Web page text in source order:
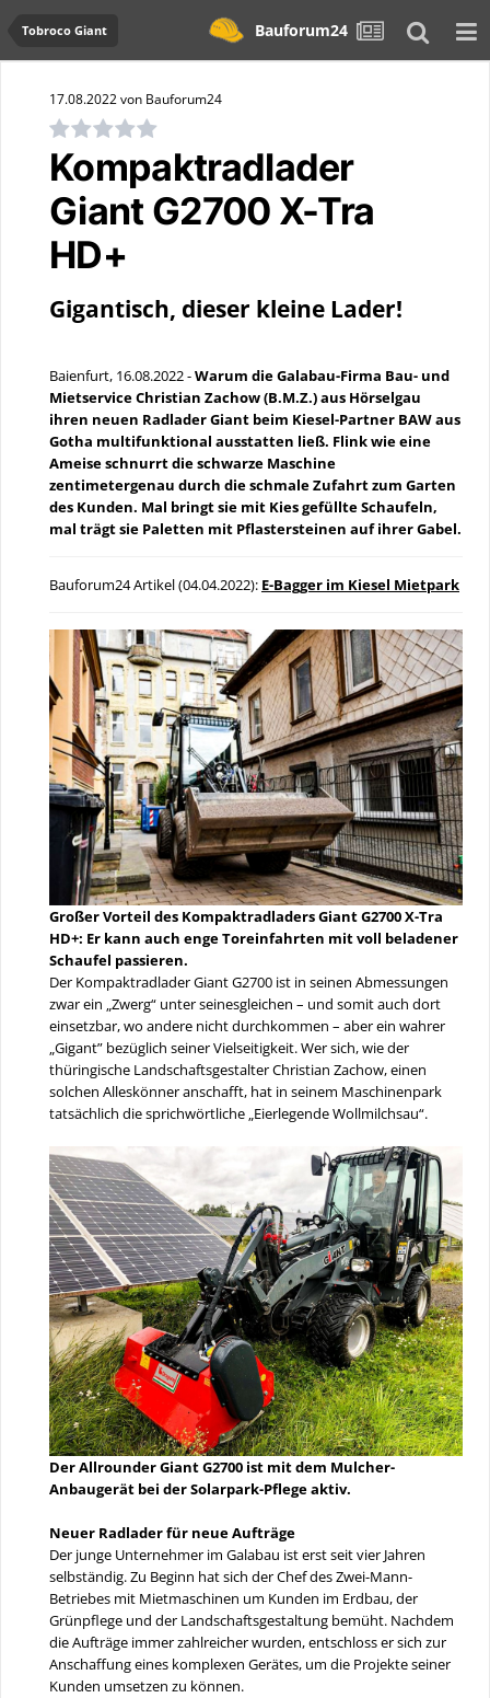
Tobroco Giant Bauforum24
17.08.2022 von Bauforum24
Kompaktradlader
Giant G2700 X-Tra
HD+
Gigantisch, dieser kleine Lader!
Baienfurt, 16.08.2022 -Warum die Galabau-Firma Bau- und
Mietservice Christian Zachow (B.M.Z.) aus Hörselgau
ihren neuen Radlader Giant beim Kiesel-Partner BAW aus
Gotha multifunktional ausstatten ließ. Flink wie eine
Ameise schnurrt die schwarze Maschine
zentimetergenau durch die schmale Zufahrt zum Garten
des Kunden. Mal bringt sie mit Kies gefüllte Schaufeln,
mal trägt sie Paletten mit Pflastersteinen auf ihrer Gabel.
Bauforum24 Artikel (04.04.2022): E-Bagger im Kiesel Mietpark
Großer Vorteil des Kompaktradladers Giant G2700 X-Tra
HD+: Er kann auch enge Toreinfahrten mit voll beladener
Schaufel passieren.
Der Kompaktradlader Giant G2700 ist in seinen Abmessungen
zwar ein „Zwerg“ unter seinesgleichen – und somit auch dort
einsetzbar, wo andere nicht durchkommen – aber ein wahrer
„Gigant” bezüglich seiner Vielseitigkeit. Wer sich, wie der
thüringische Landschaftsgestalter Christian Zachow, einen
solchen Alleskönner anschafft, hat in seinem Maschinenpark
tatsächlich die sprichwörtliche „Eierlegende Wollmilchsau“.
Der Allrounder Giant G2700 ist mit dem Mulcher-
Anbaugerät bei der Solarpark-Pflege aktiv.
Neuer Radlader für neue Aufträge
Der junge Unternehmer im Galabau ist erst seit vier Jahren
selbständig. Zu Beginn hat sich der Chef des Zwei-Mann-
Betriebes mit Mietmaschinen um Kunden im Erdbau, der
Grünpflege und der Landschaftsgestaltung bemüht. Nachdem
die Aufträge immer zahlreicher wurden, entschloss er sich zur
Anschaffung eines komplexen Gerätes, um die Projekte seiner
Kunden umsetzen zu können.